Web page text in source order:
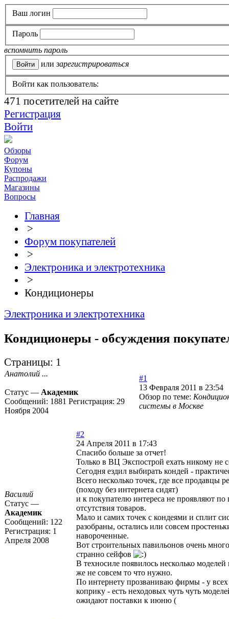
Ваш логин
Пароль
вспомнить пароль
или зарегистрироваться
Войти как пользователь:
471 посетителей на сайте
Регистрация
Войти
Обзоры
Форум
Купоны
Распродажи
Магазины
Вопросы
Главная
>
Форум покупателей
>
Электроника и электротехника
>
Кондиционеры
Электроника и электротехника
Кондиционеры - обсуждения
Страницы: 1
Анатолий ...
Статус — Академик
Сообщений: 1881 Регистрация: 29
Ноября 2004
#1
13 Февраля 2011 в 23:54
Обзор по теме:
системы в Москве
Василий
Статус —
Академик
Сообщений: 122
Регистрация: 1
Апреля 2008
#2
24 Апреля 2011 в 17:43
Спасибо больше за отчет!
Только в ВЦ Экспострой ехать никому не
Сегодня ездил выбирать кондей -
Всего несколько точек, где все продавцы
(походу без интернета сидят)
и к покупателю интереса не проявляют
отсутствия товаров.
Мало и самих точек с кондеями и сплит
разобраны, остались или совсем
навороченные.
Вот строительных павильонов очень
странно сейфов
В техносиле появилось несколько
же не совсем то что нужно.
По интернету прозваниваю фирмы - у всех
коприку - есть неходовых чуть чуть
ожидают поставки к июню (